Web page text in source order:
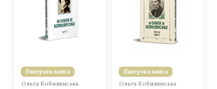
Паперова книга
Ольга Кобилянська
Паперова книга
Ольга Кобилянська